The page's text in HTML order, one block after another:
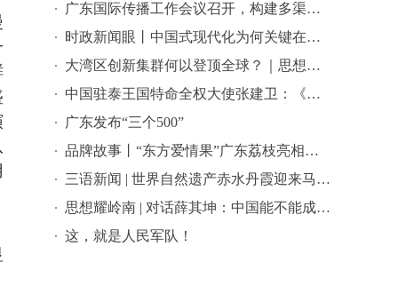
广东国际传播工作会议召开，构建多渠道立体式对外传播格局引热议
时政新闻眼丨中国式现代化为何关键在科技现代化？总书记作出战略指引
大湾区创新集群何以登顶全球？｜思想耀岭南
中国驻泰王国特命全权大使张建卫：《给阿嬷的情书》是讲好中国故事的好抓手
广东发布“三个500”
品牌故事丨“东方爱情果”广东荔枝亮相全球农遗遴选答辩会
三语新闻 | 世界自然遗产赤水丹霞迎来马来西亚代表团 ——海外嘉宾点赞世界自然遗产赤水丹霞：这里值得让更多国际游客看见
思想耀岭南 | 对话薛其坤：中国能不能成为世界科学中心？
这，就是人民军队！